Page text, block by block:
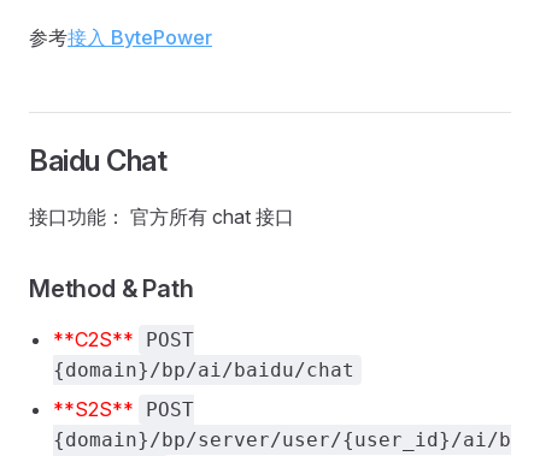
参考接入 BytePower
Baidu Chat
接口功能： 官方所有 chat 接口
Method & Path
**C2S**
POST
{domain}/bp/ai/baidu/chat
**S2S**
POST
{domain}/bp/server/user/{user_id}/ai/b